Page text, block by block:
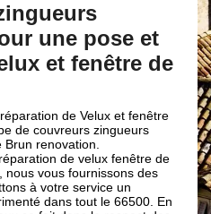
Pose et réparation
fenêtre de toit
66500
Que vous soyez des
habitent dans notre zone
Brun renovation vous rejoigne avec
professionnelle pour la pose et
fenêtre de toit assurée dans le
illuminer votre pièce, le velux et
système idéal. De ce fait, n’hésitez
projet. Car, nous saurons en
prestations de haute qualité.